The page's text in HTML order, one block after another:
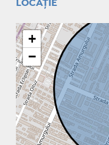
LOCAȚIE
+
−